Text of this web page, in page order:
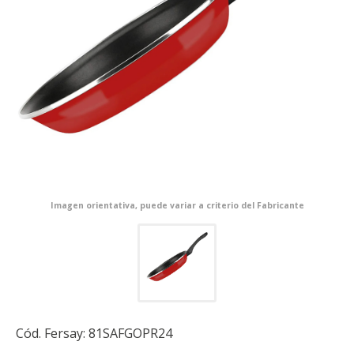
Imagen orientativa, puede variar a criterio del Fabricante
Cód. Fersay: 81SAFGOPR24